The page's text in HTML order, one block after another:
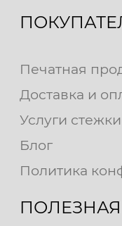
Печатная
Доставка и
Услуги стежки
Блог
Политика